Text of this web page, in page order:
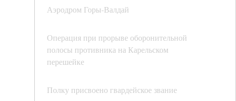
Аэродром Горы-Валдай
Операция при прорыве оборонительной
полосы противника на Карельском
перешейке
Полку присвоено гвардейское звание